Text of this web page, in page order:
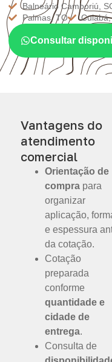
Balneário Camboriú,
Palmas, TO
Consultar
Vantagens do
atendimento
comercial
Orientação de
compra para
organizar
aplicação,
e espessura
da cotação.
Cotação
preparada
conforme
quantidade e
cidade de
entrega.
Consulta de